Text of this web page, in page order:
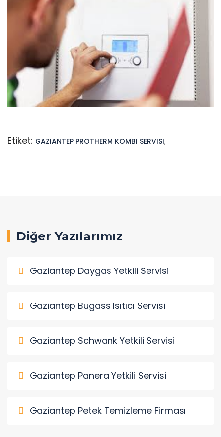
Etiket: GAZIANTEP PROTHERM KOMBI SERVISI,
Diğer Yazılarımız
Gaziantep Daygas Yetkili Servisi
Gaziantep Bugass Isıtıcı Servisi
Gaziantep Schwank Yetkili Servisi
Gaziantep Panera Yetkili Servisi
Gaziantep Petek Temizleme Firması